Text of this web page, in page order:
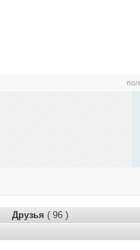
Друзья ( 96 )